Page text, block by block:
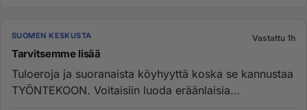
SUOMEN KESKUSTA Vastattu 1h
Tarvitsemme lisää
Tuloeroja ja suoranaista köyhyyttä koska se kannustaa
TYÖNTEKOON. Voitaisiin luoda eräänlaisia